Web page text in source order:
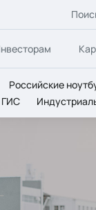
Российские